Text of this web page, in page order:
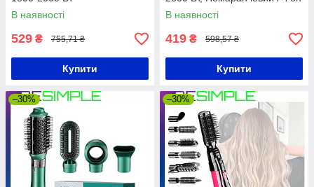
В наявності
529 ₴ 755,71 ₴
Купити
з дифузором для сушіння
волосся
В наявності
419 ₴ 598,57 ₴
Купити
–30% –30%